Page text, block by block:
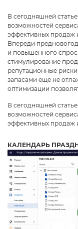
В сегодняшней
возможностей
эффективных продаж
Впереди
и повышенного
стимулирование
репутационные
запасами еще не
оптимизации
В сегодняшней
возможностей
эффективных продаж
КАЛЕНДАРЬ
ФИО
Телефон
Опишите
Даюсогласиена
Политика
После